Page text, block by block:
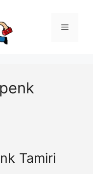
Menü
Tamiri